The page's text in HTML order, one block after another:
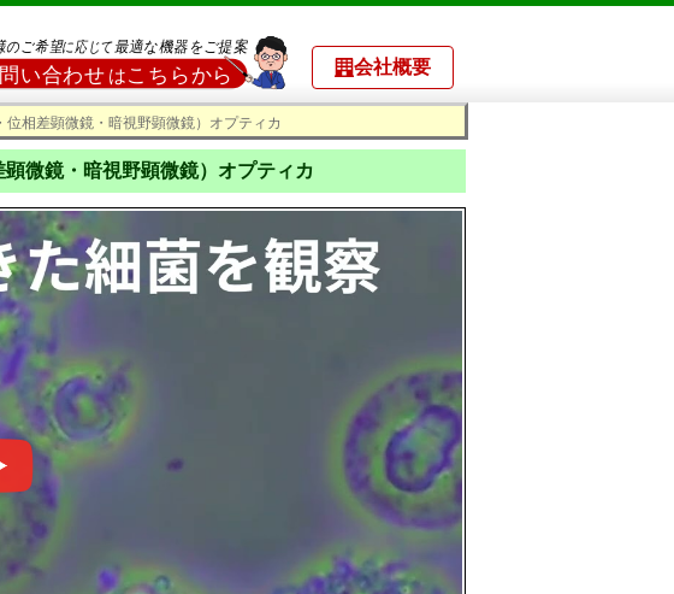
会社概要
相差顕微鏡・暗視野顕微鏡）オプティカ
微鏡・暗視野顕微鏡）オプティカ